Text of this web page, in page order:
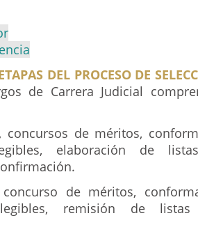
DEL PROCESO DE
de Carrera Judicial
concursos de méritos,
elaboración de
de méritos,
remisión de